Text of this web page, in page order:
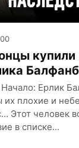
купили
Ерлик
плохие и
Этот человек
в списке...